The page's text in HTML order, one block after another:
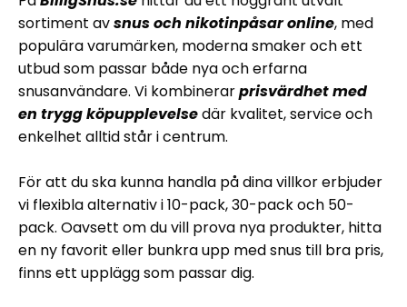
sortiment avsnus och nikotinpåsar online, med
populära varumärken, moderna smaker och ett
utbud som passar både nya och erfarna
snusanvändare. Vi kombinerarprisvärdhet med
en trygg köpupplevelsedär kvalitet, service och
enkelhet alltid står i centrum.
För att du ska kunna handla på dina villkor erbjuder
vi flexibla alternativ i 10-pack, 30-pack och 50-
pack. Oavsett om du vill prova nya produkter, hitta
en ny favorit eller bunkra upp med snus till bra pris,
finns ett upplägg som passar dig.